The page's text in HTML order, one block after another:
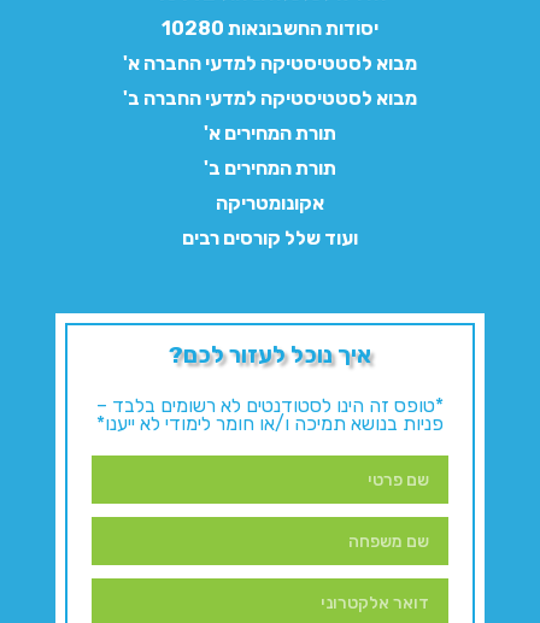
יסודות החשבונאות 10280
מבוא לסטטיסטיקה למדעי החברה א'
מבוא לסטטיסטיקה למדעי החברה ב'
תורת המחירים א'
תורת המחירים ב'
אקונומטריקה
ועוד שלל קורסים רבים
איך נוכל לעזור לכם?
*טופס זה הינו לסטודנטים לא רשומים בלבד –
פניות בנושא תמיכה ו/או חומר לימודי לא ייענו*